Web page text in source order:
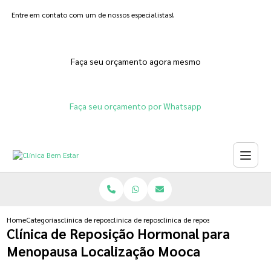
Entre em contato com um de nossos especialistas!
Faça seu orçamento agora mesmo
Faça seu orçamento por Whatsapp
HomeCategoriasclinica de reposicao hormonalclinica de reposicao hormonal na menopausa
clinica de reposicao hormonal
Clínica de Reposição Hormonal para
Menopausa Localização Mooca